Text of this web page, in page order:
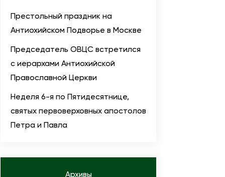
Престольный праздник на
Антиохийском Подворье в Москве
Председатель ОВЦС встретился
с иерархами Антиохийской
Православной Церкви
Неделя 6-я по Пятидесятнице,
святых первоверховных апостолов
Петра и Павла
Архивы